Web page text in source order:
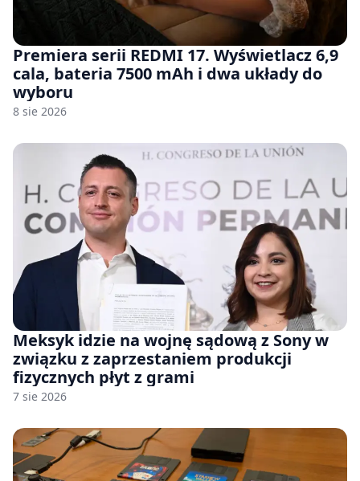
Premiera serii REDMI 17. Wyświetlacz 6,9
cala, bateria 7500 mAh i dwa układy do
wyboru
8 sie 2026
Meksyk idzie na wojnę sądową z Sony w
związku z zaprzestaniem produkcji
fizycznych płyt z grami
7 sie 2026